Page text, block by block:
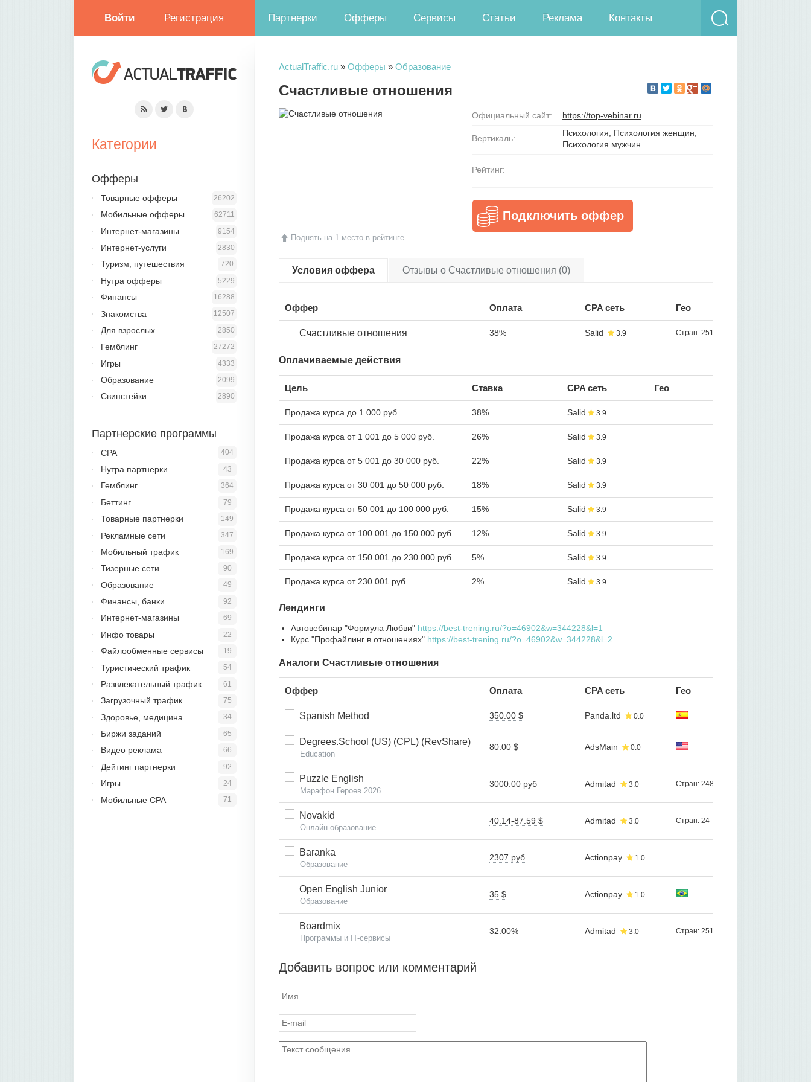
Войти Регистрация Партнерки Офферы Сервисы Статьи Реклама Контакты
ActualTraffic.ru » Офферы » Образование
Счастливые отношения
Поднять на 1 место в рейтинге
Официальный сайт: https://top-vebinar.ru
Вертикаль:
Психология, Психология женщин,
Психология мужчин
Рейтинг:
Подключить оффер
Условия оффера Отзывы о Счастливые отношения (0)
Оффер Оплата CPA сеть Гео
Счастливые отношения 38% Salid 3.9 Стран: 251
Оплачиваемые действия
Цель Ставка CPA сеть Гео
Продажа курса до 1 000 руб. 38% Salid 3.9
Продажа курса от 1 001 до 5 000 руб. 26% Salid 3.9
Продажа курса от 5 001 до 30 000 руб. 22% Salid 3.9
Продажа курса от 30 001 до 50 000 руб. 18% Salid 3.9
Продажа курса от 50 001 до 100 000 руб. 15% Salid 3.9
Продажа курса от 100 001 до 150 000 руб. 12% Salid 3.9
Продажа курса от 150 001 до 230 000 руб. 5% Salid 3.9
Продажа курса от 230 001 руб. 2% Salid 3.9
Лендинги
Автовебинар "Формула Любви" https://best-trening.ru/?o=46902&w=344228&l=1
Курс "Профайлинг в отношениях" https://best-trening.ru/?o=46902&w=344228&l=2
Аналоги Счастливые отношения
Оффер Оплата CPA сеть Гео
Spanish Method 350.00 $ Panda.ltd 0.0
Degrees.School (US) (CPL) (RevShare)
Education
80.00 $ AdsMain 0.0
Puzzle English
Марафон Героев 2026
3000.00 руб Admitad 3.0 Стран: 248
Novakid
Онлайн-образование
40.14-87.59 $ Admitad 3.0 Стран: 24
Baranka
Образование
2307 руб Actionpay 1.0
Open English Junior
Образование
35 $ Actionpay 1.0
Boardmix
Программы и IT-сервисы
32.00% Admitad 3.0 Стран: 251
Добавить вопрос или комментарий
Категории
Офферы
26202
Товарные офферы
62711
Мобильные офферы
9154
Интернет-магазины
2830
Интернет-услуги
720
Туризм, путешествия
5229
Нутра офферы
16288
Финансы
12507
Знакомства
2850
Для взрослых
27272
Гемблинг
4333
Игры
2099
Образование
2890
Свипстейки
Партнерские программы
404
CPA
43
Нутра партнерки
364
Гемблинг
79
Беттинг
149
Товарные партнерки
347
Рекламные сети
169
Мобильный трафик
90
Тизерные сети
49
Образование
92
Финансы, банки
69
Интернет-магазины
22
Инфо товары
19
Файлообменные сервисы
54
Туристический трафик
61
Развлекательный трафик
75
Загрузочный трафик
34
Здоровье, медицина
65
Биржи заданий
66
Видео реклама
92
Дейтинг партнерки
24
Игры
71
Мобильные CPA